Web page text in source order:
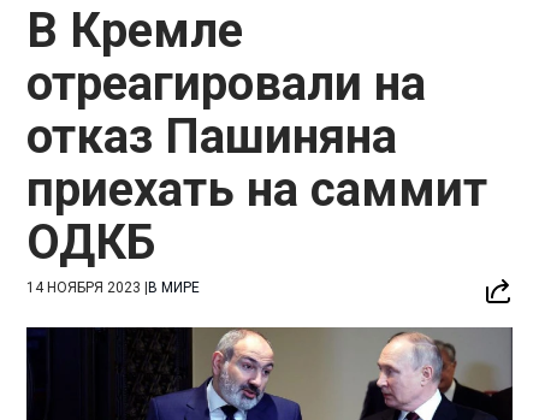
В Кремле
отреагировали на
отказ Пашиняна
приехать на саммит
ОДКБ
14 НОЯБРЯ 2023 |В МИРЕ